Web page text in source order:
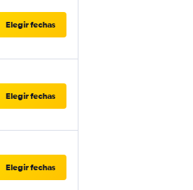
Elegir fechas
Elegir fechas
Elegir fechas